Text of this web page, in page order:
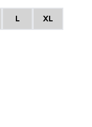
L XL